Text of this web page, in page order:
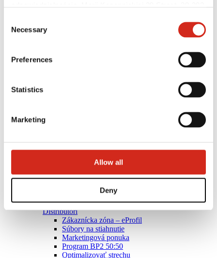
121387608.
Selection
Necessary
Preferences
Statistics
Marketing
Allow all
Deny
Distribútori
Zákaznícka zóna – eProfil
Súbory na stiahnutie
Marketingová ponuka
Program BP2 50:50
Optimalizovať strechu